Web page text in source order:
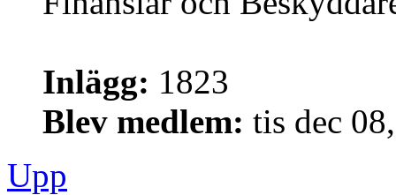
Inlägg: 1823
Blev medlem: tis dec
Upp